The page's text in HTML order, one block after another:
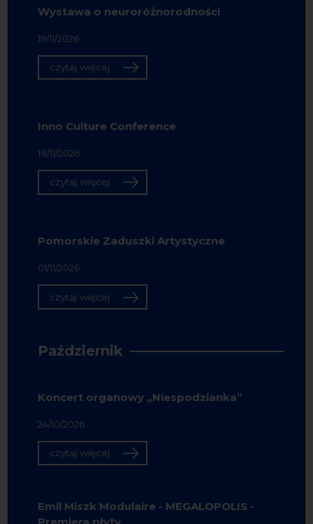
Wystawa o neuroróżnorodności
19/11/2026
czytaj więcej
Inno Culture Conference
18/11/2026
czytaj więcej
Pomorskie Zaduszki Artystyczne
01/11/2026
czytaj więcej
Październik
Koncert organowy „Niespodzianka”
24/10/2026
czytaj więcej
Emil Miszk Modulaire - MEGALOPOLIS -